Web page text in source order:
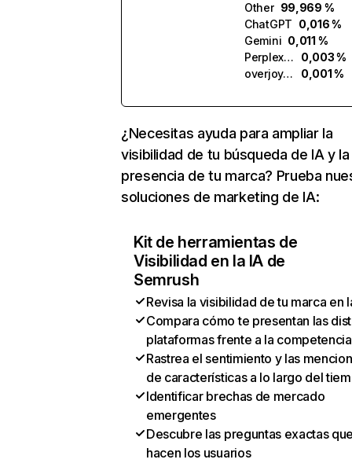
Other 99,969 %
ChatGPT 0,016 %
Gemini 0,011 %
Perplexity
0,003 %
overjoy.ai
0,001 %
¿Necesitas ayuda para ampliar la
visibilidad de tu búsqueda de IA y la
presencia de tu marca? Prueba
soluciones de marketing de IA:
Kit de herramientas de
Visibilidad en la IA de
Semrush
Revisa la visibilidad de tu marca en
Compara cómo te presentan las
plataformas frente a la competencia
Rastrea el sentimiento y las
de características a lo largo del
Identificar brechas de mercado
emergentes
Descubre las preguntas exactas
hacen los usuarios